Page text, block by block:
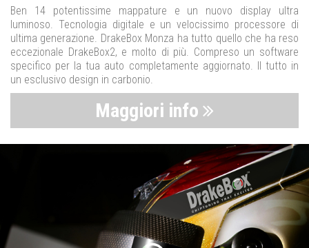
Ben 14 potentissime mappature e un nuovo display ultra
luminoso. Tecnologia digitale e un velocissimo processore di
ultima generazione. DrakeBox Monza ha tutto quello che ha reso
eccezionale DrakeBox2, e molto di più. Compreso un software
specifico per la tua auto completamente aggiornato. Il tutto in
un esclusivo design in carbonio.
Maggiori info